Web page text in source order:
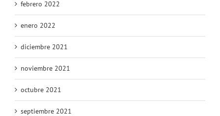
febrero 2022
enero 2022
diciembre 2021
noviembre 2021
octubre 2021
septiembre 2021